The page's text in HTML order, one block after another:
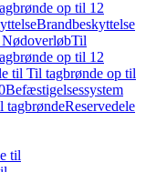
op til 12
Brandbeskyttelse
NødoverløbTil
op til 12
til Til tagbrønde op til
Befæstigelsessystem
tagbrøndeReservedele
til